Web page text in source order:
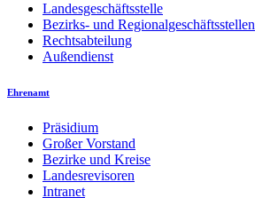
Landesgeschäftsstelle
Bezirks- und Regionalgeschäftsstellen
Rechtsabteilung
Außendienst
Ehrenamt
Präsidium
Großer Vorstand
Bezirke und Kreise
Landesrevisoren
Intranet